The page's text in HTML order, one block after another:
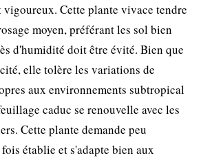
vigoureux. Cette plante vivace tendre
moyen, préférant les sol bien
d'humidité doit être évité. Bien que
elle tolère les variations de
aux environnements subtropical
caduc se renouvelle avec les
Cette plante demande peu
établie et s'adapte bien aux